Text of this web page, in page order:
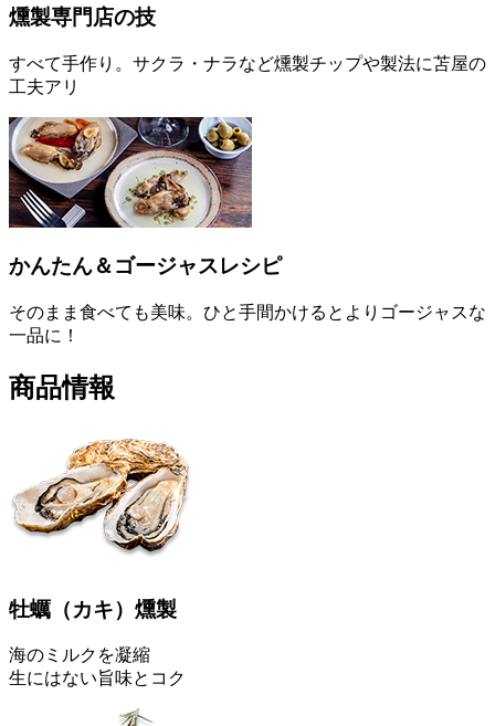
燻製専門店の技
すべて手作り。サクラ・ナラなど燻製チップや製法に苫屋の
工夫アリ
かんたん＆ゴージャスレシピ
そのまま食べても美味。ひと手間かけるとよりゴージャスな
一品に！
商品情報
牡蠣 （カキ） 燻製
海のミルクを凝縮
生にはない旨味とコク